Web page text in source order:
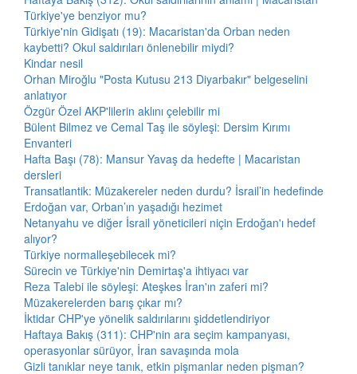
Türkiye'ye benziyor mu?
Türkiye'nin Gidişatı (19): Macaristan'da Orban neden
kaybetti? Okul saldırıları önlenebilir miydi?
Kindar nesil
Orhan Miroğlu "Posta Kutusu 213 Diyarbakır" belgeselini
anlatıyor
Özgür Özel AKP'lilerin aklını çelebilir mi
Bülent Bilmez ve Cemal Taş ile söyleşi: Dersim Kırımı
Envanteri
Hafta Başı (78): Mansur Yavaş da hedefte | Macaristan
dersleri
Transatlantik: Müzakereler neden durdu? İsrail’in hedefinde
Erdoğan var, Orban’ın yaşadığı hezimet
Netanyahu ve diğer İsrail yöneticileri niçin Erdoğan'ı hedef
alıyor?
Türkiye normalleşebilecek mi?
Sürecin ve Türkiye'nin Demirtaş'a ihtiyacı var
Reza Talebi ile söyleşi: Ateşkes İran'ın zaferi mi?
Müzakerelerden barış çıkar mı?
İktidar CHP'ye yönelik saldırılarını şiddetlendiriyor
Haftaya Bakış (311): CHP'nin ara seçim kampanyası,
operasyonlar sürüyor, İran savaşında mola
Gizli tanıklar neye tanık, etkin pişmanlar neden pişman?